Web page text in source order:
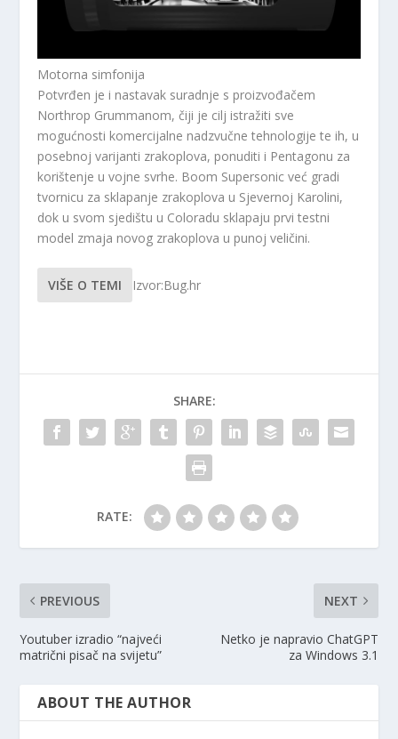
Motorna simfonija
Potvrđen je i nastavak suradnje s proizvođačem
Northrop Grummanom, čiji je cilj istražiti sve
mogućnosti komercijalne nadzvučne tehnologije te ih, u
posebnoj varijanti zrakoplova, ponuditi i Pentagonu za
korištenje u vojne svrhe. Boom Supersonic već gradi
tvornicu za sklapanje zrakoplova u Sjevernoj Karolini,
dok u svom sjedištu u Coloradu sklapaju prvi testni
model zmaja novog zrakoplova u punoj veličini.
VIŠE O TEMI Izvor:Bug.hr
SHARE:
RATE:
PREVIOUS
Youtuber izradio “najveći
matrični pisač na svijetu”
NEXT
Netko je napravio ChatGPT
za Windows 3.1
ABOUT THE AUTHOR